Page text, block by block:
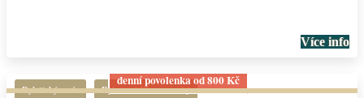
Více info
Rybářský revír Rybaření Jihomoravský
denní povolenka od 800 Kč